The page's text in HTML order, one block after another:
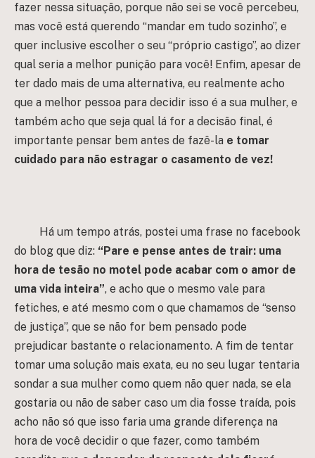
fazer nessa situação, porque não sei se você percebeu,
mas você está querendo “mandar em tudo sozinho”, e
quer inclusive escolher o seu “próprio castigo”, ao dizer
qual seria a melhor punição para você! Enfim, apesar de
ter dado mais de uma alternativa, eu realmente acho
que a melhor pessoa para decidir isso é a sua mulher, e
também acho que seja qual lá for a decisão final, é
importante pensar bem antes de fazê-la e tomar
cuidado para não estragar o casamento de vez!
Há um tempo atrás, postei uma frase no facebook
do blog que diz: “Pare e pense antes de trair: uma
hora de tesão no motel pode acabar com o amor de
uma vida inteira”, e acho que o mesmo vale para
fetiches, e até mesmo com o que chamamos de “senso
de justiça”, que se não for bem pensado pode
prejudicar bastante o relacionamento. A fim de tentar
tomar uma solução mais exata, eu no seu lugar tentaria
sondar a sua mulher como quem não quer nada, se ela
gostaria ou não de saber caso um dia fosse traída, pois
acho não só que isso faria uma grande diferença na
hora de você decidir o que fazer, como também